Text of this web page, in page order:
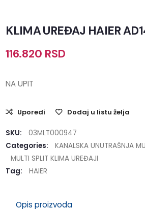
KLIMA UREĐAJ HAIER
116.820 RSD
NA UPIT
Uporedi Dodaj u listu želja
SKU:
03MLT000947
Categories:
KANALSKA UNUTRAŠNJA
MULTI SPLIT KLIMA UREĐAJI
Tag:
HAIER
Opis proizvoda